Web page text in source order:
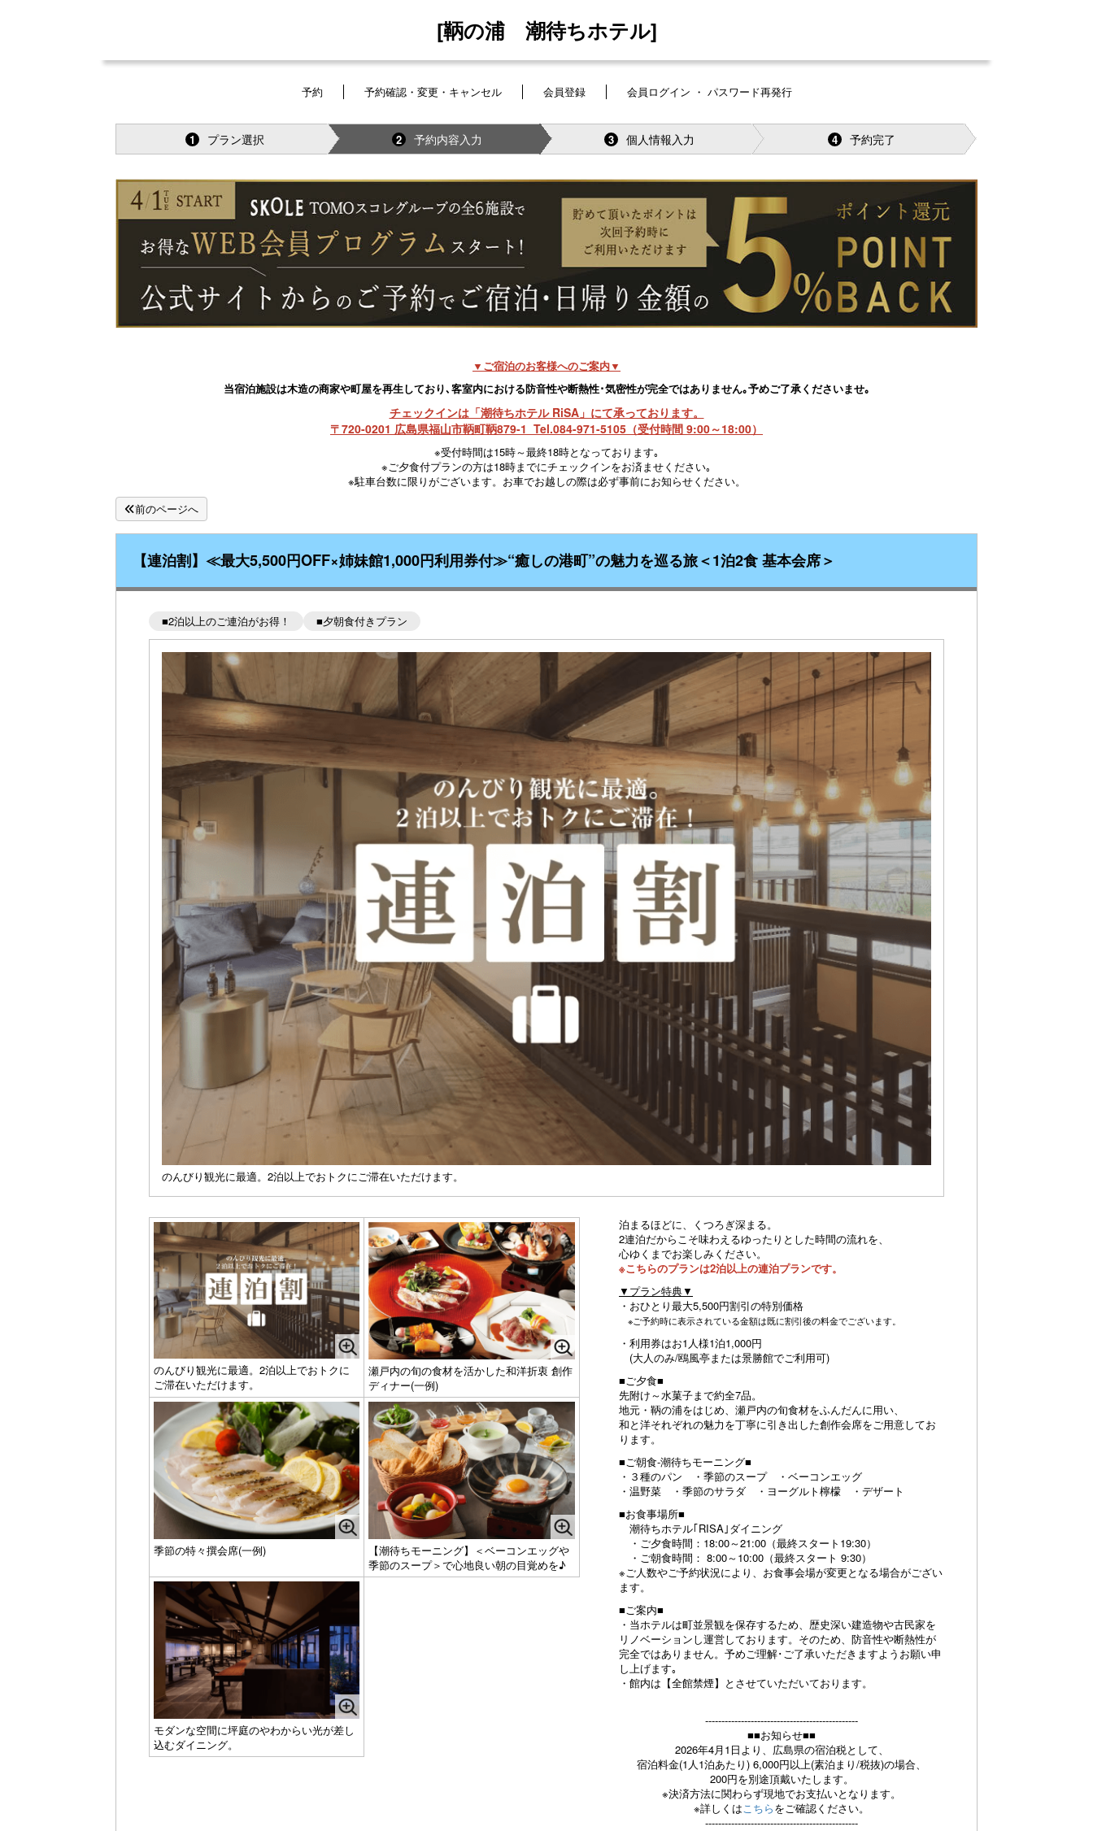
[鞆の浦 潮待ちホテル]
予約 予約確認・変更・キャンセル 会員登録 会員ログイン ・ パスワード再発行
1 プラン選択 2 予約内容入力 3 個人情報入力 4 予約完了
▼ご宿泊のお客様へのご案内▼
当宿泊施設は木造の商家や町屋を再生しており､客室内における防音性や断熱性･気密性が完全ではありません｡予めご了承くださいませ｡
チェックインは「潮待ちホテル RiSA」にて承っております。
〒720-0201 広島県福山市鞆町鞆879-1 Tel.084-971-5105（受付時間 9:00～18:00）
※受付時間は15時～最終18時となっております｡
※ご夕食付プランの方は18時までにチェックインをお済ませください｡
※駐車台数に限りがございます。お車でお越しの際は必ず事前にお知らせください。
前のページへ
【連泊割】≪最大5,500円OFF×姉妹館1,000円利用券付≫“癒しの港町”の魅力を巡る旅＜1泊2食 基本会席＞
■2泊以上のご連泊がお得！ ■夕朝食付きプラン
のんびり観光に最適。2泊以上でおトクにご滞在いただけます。
泊まるほどに、くつろぎ深まる。
2連泊だからこそ味わえるゆったりとした時間の流れを、
心ゆくまでお楽しみください。
※こちらのプランは2泊以上の連泊プランです。
▼プラン特典▼
・おひとり最大5,500円割引の特別価格
※ご予約時に表示されている金額は既に割引後の料金でございます。
・利用券はお1人様1泊1,000円
(大人のみ/鴎風亭または景勝館でご利用可)
■ご夕食■
先附け～水菓子まで約全7品。
地元・鞆の浦をはじめ、瀬戸内の旬食材をふんだんに用い、
和と洋それぞれの魅力を丁寧に引き出した創作会席をご用意してお
ります。
■ご朝食-潮待ちモーニング■
・３種のパン ・季節のスープ ・ベーコンエッグ
・温野菜 ・季節のサラダ ・ヨーグルト檸檬 ・デザート
■お食事場所■
潮待ちホテル｢RISA｣ダイニング
・ご夕食時間：18:00～21:00（最終スタート19:30）
・ご朝食時間： 8:00～10:00（最終スタート 9:30）
※ご人数やご予約状況により、お食事会場が変更となる場合がござい
ます。
■ご案内■
・当ホテルは町並景観を保存するため、歴史深い建造物や古民家を
リノベーションし運営しております。そのため、防音性や断熱性が
完全ではありません。予めご理解･ご了承いただきますようお願い申
し上げます｡
・館内は【全館禁煙】とさせていただいております。
-----------------------------------------------
■■お知らせ■■
2026年4月1日より、広島県の宿泊税として、
宿泊料金(1人1泊あたり) 6,000円以上(素泊まり/税抜)の場合、
200円を別途頂戴いたします。
※決済方法に関わらず現地でお支払いとなります。
※詳しくは こちらをご確認ください。
-----------------------------------------------
のんびり観光に最適。2泊以上でおトクに
ご滞在いただけます。
瀬戸内の旬の食材を活かした和洋折衷 創作
ディナー(一例)
季節の特々撰会席(一例)
【潮待ちモーニング】＜ベーコンエッグや
季節のスープ＞で心地良い朝の目覚めを♪
モダンな空間に坪庭のやわからい光が差し
込むダイニング。